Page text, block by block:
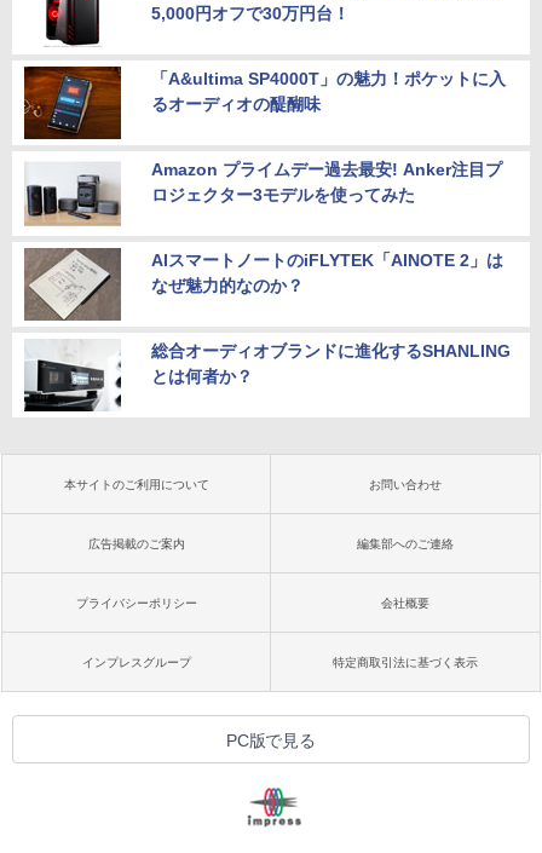
5,000円オフで30万円台！
「A&ultima SP4000T」の魅力！ポケットに入
るオーディオの醍醐味
Amazon プライムデー過去最安! Anker注目プ
ロジェクター3モデルを使ってみた
AIスマートノートのiFLYTEK「AINOTE 2」は
なぜ魅力的なのか？
総合オーディオブランドに進化するSHANLING
とは何者か？
本サイトのご利用について お問い合わせ
広告掲載のご案内 編集部へのご連絡
プライバシーポリシー 会社概要
インプレスグループ 特定商取引法に基づく表示
PC版で見る